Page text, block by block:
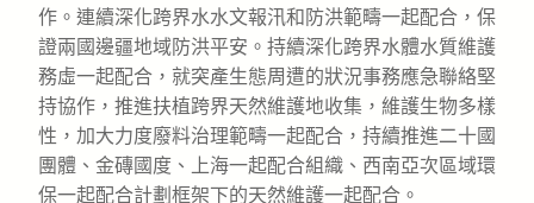
作。連續深化跨界水水文報汛和防洪範疇一起配合，保
證兩國邊疆地域防洪平安。持續深化跨界水體水質維護
務虛一起配合，就突產生態周遭的狀況事務應急聯絡堅
持協作，推進扶植跨界天然維護地收集，維護生物多樣
性，加大力度廢料治理範疇一起配合，持續推進二十國
團體、金磚國度、上海一起配合組織、西南亞次區域環
保一起配合計劃框架下的天然維護一起配合。